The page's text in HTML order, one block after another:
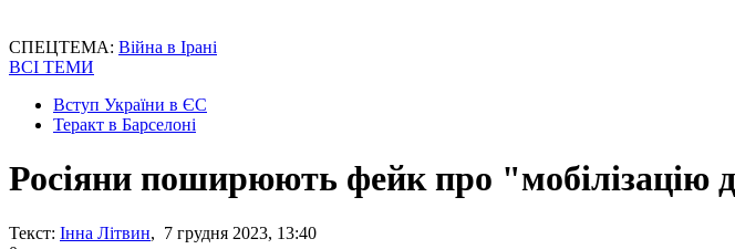
СПЕЦТЕМА: Війна в Ірані
ВСІ ТЕМИ
Вступ України в ЄС
Теракт в Барселоні
Росіяни поширюють фейк про "мобілізацію
Текст: Інна Літвин, 7 грудня 2023, 13:40